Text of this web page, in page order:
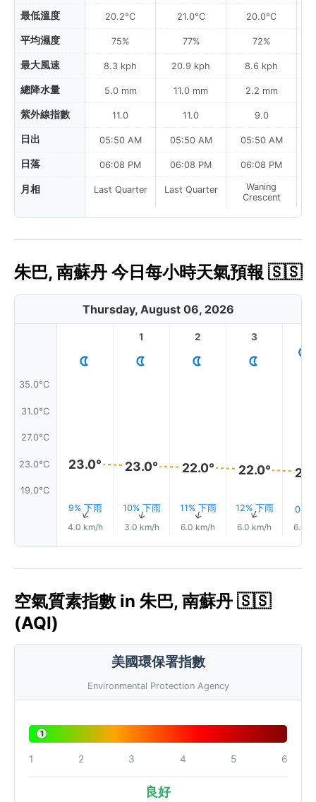
最低溫度
平均濕度
最大風速
總降水量
紫外線指數
日出
日落
月相
20.2°C
75%
8.3 kph
5.0 mm
11.0
05:50 AM
06:08 PM
Last Quarter
21.0°C
77%
20.9 kph
11.0 mm
11.0
05:50 AM
06:08 PM
Last Quarter
20.0°C
72%
8.6 kph
2.2 mm
9.0
05:50 AM
06:08 PM
Waning
Crescent
朱巴, 南蘇丹 今日每小時天氣預報 🇸🇸
Thursday, August 06, 2026
35.0°C
31.0°C
27.0°C
23.0°C
19.0°C
23.0°
9% 下雨
↑
4.0 km/h
1
23.0°
10% 下雨
↑
3.0 km/h
2
22.0°
11% 下雨
↑
6.0 km/h
3
22.0°
12% 下雨
↑
6.0 km/h
0.0
6.0
空氣質素指數 in 朱巴, 南蘇丹 🇸🇸
(AQI)
美國環保署指數
Environmental Protection Agency
1
1 2 3 4 5 6
良好